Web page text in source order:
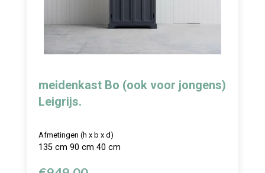
meidenkast Bo (ook voor jongens)
Leigrijs.
Afmetingen (h x b x d)
135 cm 90 cm 40 cm